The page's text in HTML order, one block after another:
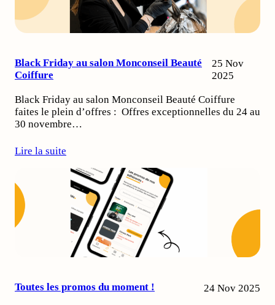
Black Friday au salon Monconseil Beauté
Coiffure
25 Nov
2025
Black Friday au salon Monconseil Beauté Coiffure
faites le plein d’offres : Offres exceptionnelles du 24 au
30 novembre…
Lire la suite
Toutes les promos du moment ! 24 Nov 2025